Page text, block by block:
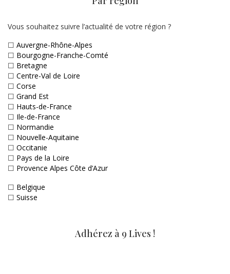
Vous souhaitez suivre l’actualité de votre région ?
☐ Auvergne-Rhône-Alpes
☐ Bourgogne-Franche-Comté
☐ Bretagne
☐ Centre-Val de Loire
☐ Corse
☐ Grand Est
☐ Hauts-de-France
☐ Ile-de-France
☐ Normandie
☐ Nouvelle-Aquitaine
☐ Occitanie
☐ Pays de la Loire
☐ Provence Alpes Côte d’Azur
☐ Belgique
☐ Suisse
Adhérez à 9 Lives !